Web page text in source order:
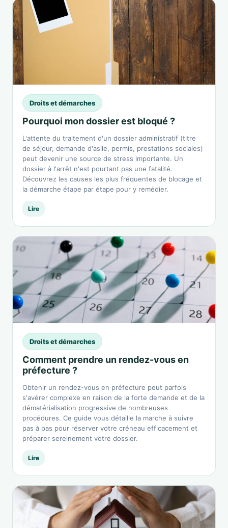
Droits et démarches
Pourquoi mon dossier est bloqué ?
L'attente du traitement d'un dossier administratif (titre
de séjour, demande d'asile, permis, prestations sociales)
peut devenir une source de stress importante. Un
dossier à l'arrêt n'est pourtant pas une fatalité.
Découvrez les causes les plus fréquentes de blocage et
la démarche étape par étape pour y remédier.
Lire
Droits et démarches
Comment prendre un rendez-vous en
préfecture ?
Obtenir un rendez-vous en préfecture peut parfois
s'avérer complexe en raison de la forte demande et de la
dématérialisation progressive de nombreuses
procédures. Ce guide vous détaille la marche à suivre
pas à pas pour réserver votre créneau efficacement et
préparer sereinement votre dossier.
Lire